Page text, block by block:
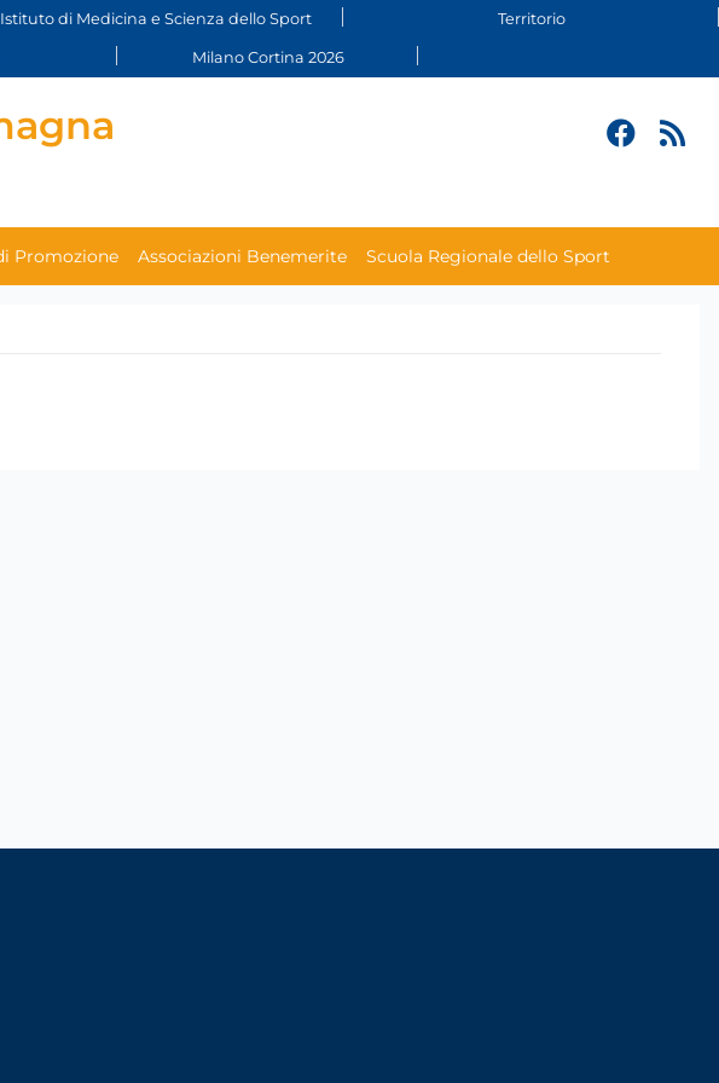
Istituto di Medicina e Scienza dello Sport Territorio
Milano Cortina 2026
Promozione Associazioni Benemerite Scuola Regionale dello Sport